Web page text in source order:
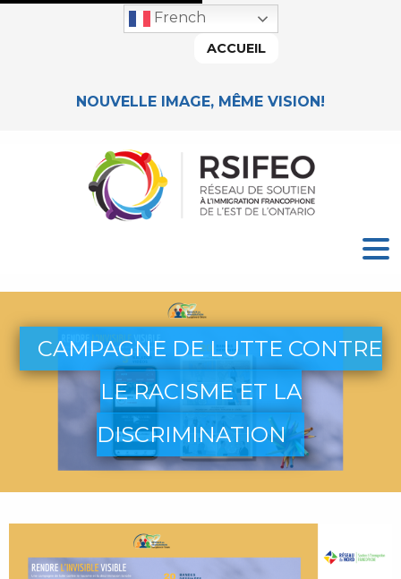
NOUVELLE IMAGE, MÊME VISION!
French
ACCUEIL
CAMPAGNE DE LUTTE CONTRE
LE RACISME ET LA
DISCRIMINATION